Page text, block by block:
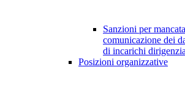
Sanzioni per
comunicazione dei
di incarichi
Posizioni organizzative